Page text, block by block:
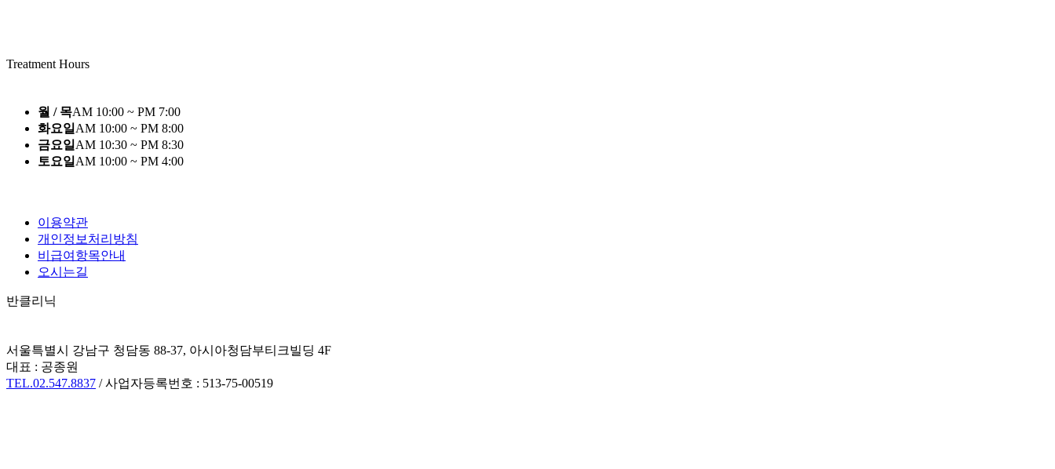
Treatment Hours
월 / 목AM 10:00 ~ PM 7:00
화요일 AM 10:00 ~ PM 8:00
금요일 AM 10:30 ~ PM 8:30
토요일 AM 10:00 ~ PM 4:00
이용약관
개인정보처리방침
비급여항목안내
오시는길
반클리닉
서울특별시 강남구 청담동 88-37, 아시아청담부티크빌딩 4F
대표 : 공종원
TEL.02.547.8837 / 사업자등록번호 : 513-75-00519